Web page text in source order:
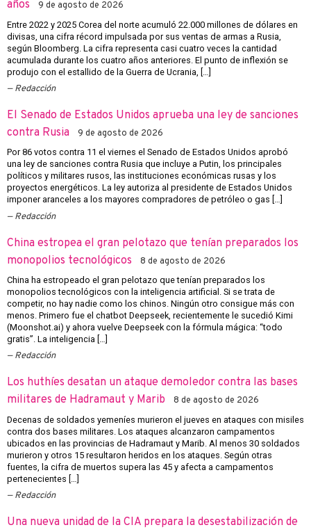
años
9 de agosto de 2026
Entre 2022 y 2025 Corea del norte acumuló 22.000 millones de dólares en
divisas, una cifra récord impulsada por sus ventas de armas a Rusia,
según Bloomberg. La cifra representa casi cuatro veces la cantidad
acumulada durante los cuatro años anteriores. El punto de inflexión se
produjo con el estallido de la Guerra de Ucrania, […]
Redacción
El Senado de Estados Unidos aprueba una ley de sanciones
contra Rusia
9 de agosto de 2026
Por 86 votos contra 11 el viernes el Senado de Estados Unidos aprobó
una ley de sanciones contra Rusia que incluye a Putin, los principales
políticos y militares rusos, las instituciones económicas rusas y los
proyectos energéticos. La ley autoriza al presidente de Estados Unidos
imponer aranceles a los mayores compradores de petróleo o gas […]
Redacción
China estropea el gran pelotazo que tenían preparados los
monopolios tecnológicos
8 de agosto de 2026
China ha estropeado el gran pelotazo que tenían preparados los
monopolios tecnológicos con la inteligencia artificial. Si se trata de
competir, no hay nadie como los chinos. Ningún otro consigue más con
menos. Primero fue el chatbot Deepseek, recientemente le sucedió Kimi
(Moonshot.ai) y ahora vuelve Deepseek con la fórmula mágica: “todo
gratis”. La inteligencia […]
Redacción
Los huthíes desatan un ataque demoledor contra las bases
militares de Hadramaut y Marib
8 de agosto de 2026
Decenas de soldados yemeníes murieron el jueves en ataques con misiles
contra dos bases militares. Los ataques alcanzaron campamentos
ubicados en las provincias de Hadramaut y Marib. Al menos 30 soldados
murieron y otros 15 resultaron heridos en los ataques. Según otras
fuentes, la cifra de muertos supera las 45 y afecta a campamentos
pertenecientes […]
Redacción
Una nueva unidad de la CIA prepara la desestabilización de